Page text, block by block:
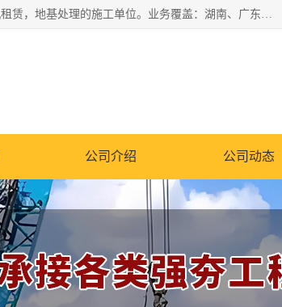
湖南业峻强夯基础工程有限公司是一家专业从事湖南强夯基础工程、强夯机租赁，地基处理的施工单位。业务覆盖：湖南、广东，江西等地。可承接1000KN.m-25000KN.m强夯（置换）工程。公司创始人是国内较早期从事强夯施工的建设者，经过多年的一步一个脚印的发展，在行业内具有较高的度和良好的口碑。
公司介绍 公司动态